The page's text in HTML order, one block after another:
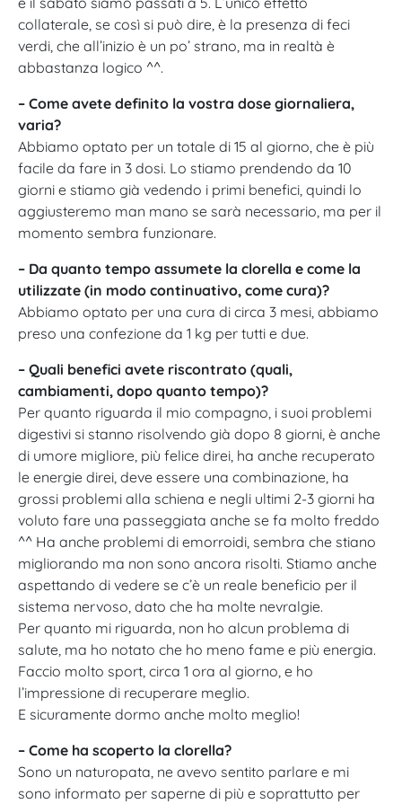
collaterale, se così si può dire, è la presenza di feci
verdi, che all’inizio è un po’ strano, ma in realtà è
abbastanza logico ^^.
– Come avete definito la vostra dose giornaliera,
varia?
Abbiamo optato per un totale di 15 al giorno, che è più
facile da fare in 3 dosi. Lo stiamo prendendo da 10
giorni e stiamo già vedendo i primi benefici, quindi lo
aggiusteremo man mano se sarà necessario, ma per il
momento sembra funzionare.
– Da quanto tempo assumete la clorella e come la
utilizzate (in modo continuativo, come cura)?
Abbiamo optato per una cura di circa 3 mesi, abbiamo
preso una confezione da 1 kg per tutti e due.
– Quali benefici avete riscontrato (quali,
cambiamenti, dopo quanto tempo)?
Per quanto riguarda il mio compagno, i suoi problemi
digestivi si stanno risolvendo già dopo 8 giorni, è anche
di umore migliore, più felice direi, ha anche recuperato
le energie direi, deve essere una combinazione, ha
grossi problemi alla schiena e negli ultimi 2-3 giorni ha
voluto fare una passeggiata anche se fa molto freddo
^^ Ha anche problemi di emorroidi, sembra che stiano
migliorando ma non sono ancora risolti. Stiamo anche
aspettando di vedere se c’è un reale beneficio per il
sistema nervoso, dato che ha molte nevralgie.
Per quanto mi riguarda, non ho alcun problema di
salute, ma ho notato che ho meno fame e più energia.
Faccio molto sport, circa 1 ora al giorno, e ho
l’impressione di recuperare meglio.
E sicuramente dormo anche molto meglio!
– Come ha scoperto la clorella?
Sono un naturopata, ne avevo sentito parlare e mi
sono informato per saperne di più e soprattutto per